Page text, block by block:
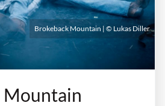
2026 | 18:00 Uhr
Mountain
Brokeback Mountain | © Lukas Diller